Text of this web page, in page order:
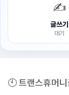
✍️
글쓰기
대기
🕙 트랜스휴머